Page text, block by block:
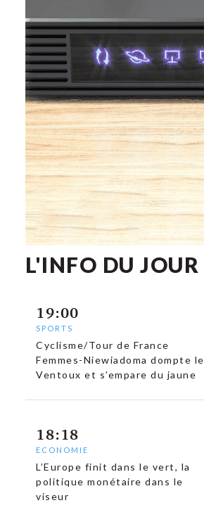
L'INFO DU JOUR
19:00
SPORTS
Cyclisme/Tour de France
Femmes-Niewiadoma dompte le
Ventoux et s’empare du jaune
18:18
ECONOMIE
L’Europe finit dans le vert, la
politique monétaire dans le
viseur